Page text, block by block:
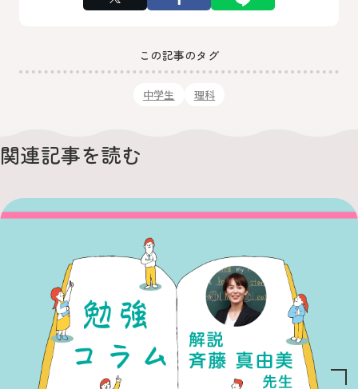
この記事のタグ
中学生 理科
関連記事を読む